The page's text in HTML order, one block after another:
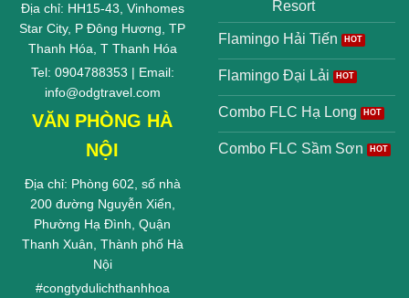
Địa chỉ: HH15-43, Vinhomes
Star City, P Đông Hương, TP
Thanh Hóa, T Thanh Hóa
Tel: 0904788353 | Email:
info@odgtravel.com
VĂN PHÒNG HÀ
NỘI
Địa chỉ: Phòng 602, số nhà
200 đường Nguyễn Xiển,
Phường Hạ Đình, Quận
Thanh Xuân, Thành phố Hà
Nội
#congtydulichthanhhoa
Resort
Flamingo Hải Tiến
Flamingo Đại Lải
Combo FLC Hạ Long
Combo FLC Sầm Sơn